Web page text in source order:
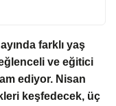
farklı yaş
ve eğitici
ediyor. Nisan
keşfedecek, üç